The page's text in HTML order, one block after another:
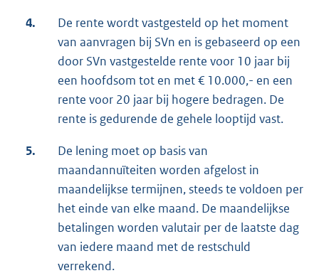
4.
De rente wordt vastgesteld op het moment
van aanvragen bij SVn en is gebaseerd op een
door SVn vastgestelde rente voor 10 jaar bij
een hoofdsom tot en met € 10.000,- en een
rente voor 20 jaar bij hogere bedragen. De
rente is gedurende de gehele looptijd vast.
5.
De lening moet op basis van
maandannuïteiten worden afgelost in
maandelijkse termijnen, steeds te voldoen per
het einde van elke maand. De maandelijkse
betalingen worden valutair per de laatste dag
van iedere maand met de restschuld
verrekend.